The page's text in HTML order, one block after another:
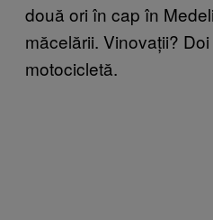
două ori în cap în
măcelării. Vinovații?
motocicletă.